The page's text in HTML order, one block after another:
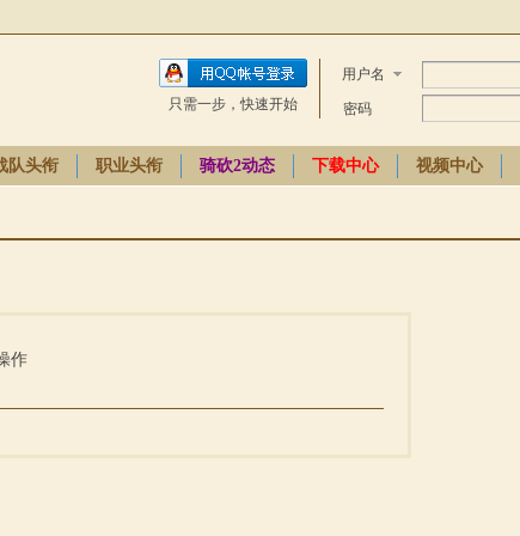
用户名
密码
只需一步，快速开始
队头衔 职业头衔 骑砍2动态 下载中心 视频中心
作